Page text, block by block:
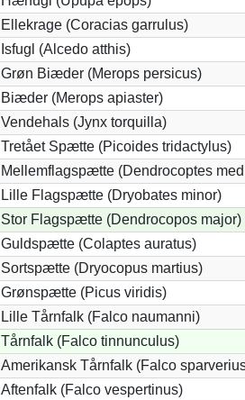
Ellekrage (Coracias garrulus)
Isfugl (Alcedo atthis)
Grøn Biæder (Merops persicus)
Biæder (Merops apiaster)
Vendehals (Jynx torquilla)
Tretået Spætte (Picoides tridactylus)
Mellemflagspætte (Dendrocoptes
Lille Flagspætte (Dryobates minor)
Stor Flagspætte (Dendrocopos major)
Guldspætte (Colaptes auratus)
Sortspætte (Dryocopus martius)
Grønspætte (Picus viridis)
Lille Tårnfalk (Falco naumanni)
Tårnfalk (Falco tinnunculus)
Amerikansk Tårnfalk (Falco
Aftenfalk (Falco vespertinus)